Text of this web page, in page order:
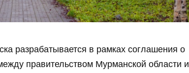
разрабатывается в рамках соглашения о
правительством Мурманской области и